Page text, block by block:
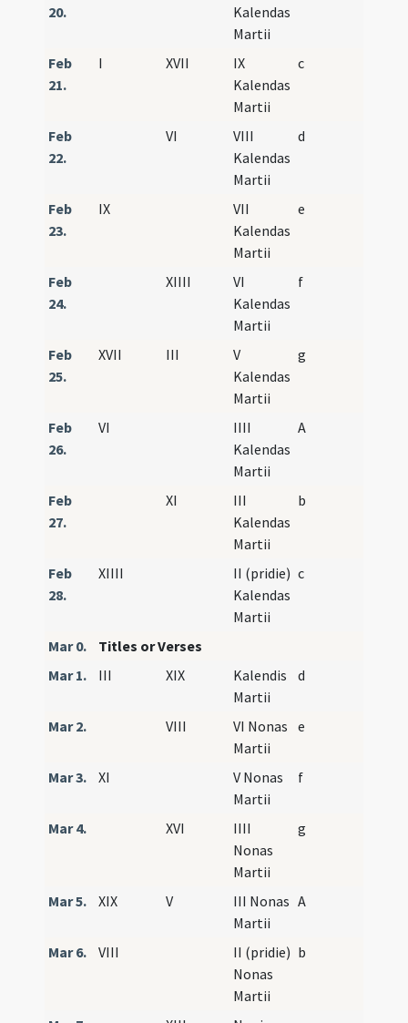
20.
Kalendas
Martii
Feb
21.
I XVII
IX
Kalendas
Martii
c
Feb
22.
VI
VIII
Kalendas
Martii
d
Feb
23.
IX
VII
Kalendas
Martii
e
Feb
24.
XIIII
VI
Kalendas
Martii
f
Feb
25.
XVII III
V
Kalendas
Martii
g
Feb
26.
VI
IIII
Kalendas
Martii
A
Feb
27.
XI
III
Kalendas
Martii
b
Feb
28.
XIIII
II (pridie)
Kalendas
Martii
c
Mar 0.
Titles or Verses
Mar 1.
III XIX
Kalendis
Martii
d
Mar 2. VIII
VI Nonas
Martii
e
Mar 3. XI
V Nonas
Martii
f
Mar 4. XVI
IIII
Nonas
Martii
g
Mar 5. XIX V
III Nonas
Martii
A
Mar 6. VIII
II (pridie)
Nonas
Martii
b